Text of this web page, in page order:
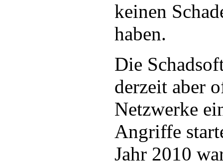
keinen
haben.
Die
derzeit aber
Netzwerke
Angriffe
Jahr 2010